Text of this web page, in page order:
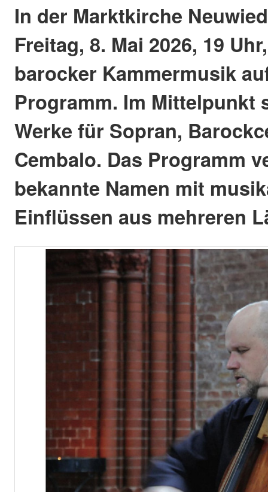
In der Marktkirche
Freitag, 8. Mai 2026, 19
barocker Kammermusik
Programm. Im Mittelpunkt
Werke für Sopran,
Cembalo. Das Programm
bekannte Namen mit
Einflüssen aus mehreren